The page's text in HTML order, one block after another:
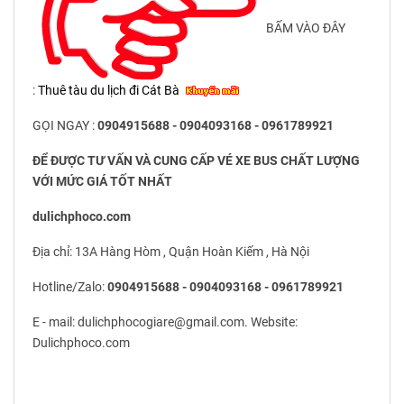
BẤM VÀO ĐÂY
:Thuê tàu du lịch đi Cát Bà
GỌI NGAY :0904915688 - 0904093168 - 0961789921
ĐỂ ĐƯỢC TƯ VẤN VÀ CUNG CẤP VÉ XE BUS CHẤT LƯỢNG
VỚI MỨC GIÁ TỐT NHẤT
dulichphoco.com
Địa chỉ: 13A Hàng Hòm , Quận Hoàn Kiếm , Hà Nội
Hotline/Zalo:0904915688 - 0904093168 - 0961789921
E - mail: dulichphocogiare@gmail.com. Website:
Dulichphoco.com